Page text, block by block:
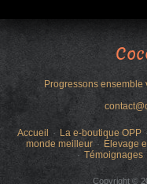
Progressons ensemble
Accueil La e-boutique OPP
monde meilleur
Élevage
Témoignages
Copyright ©